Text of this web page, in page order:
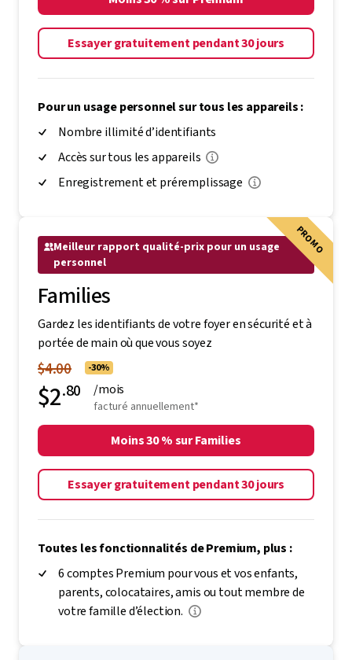
Essayer gratuitement pendant 30 jours
Pour un usage personnel sur tous les appareils :
Nombre illimité d’identifiants
Accès sur tous les appareils
Enregistrement et préremplissage
PROMO
Meilleur rapport qualité-prix pour un usage
personnel
Families
Gardez les identifiants de votre foyer en sécurité et à
portée de main où que vous soyez
$4.00 -30%
$2.80 /mois
facturé annuellement*
Moins 30 % sur Families
Essayer gratuitement pendant 30 jours
Toutes les fonctionnalités de Premium, plus :
6 comptes Premium pour vous et vos enfants,
parents, colocataires, amis ou tout membre de
votre famille d’élection.